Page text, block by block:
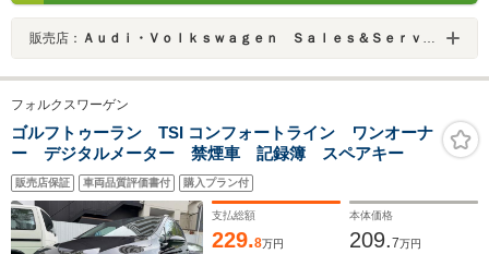
販売店： Ａｕｄｉ・Ｖｏｌｋｓｗａｇｅｎ Ｓａｌｅｓ＆Ｓｅｒｖｉｃｅ 株式会社ユーロマチック
フォルクスワーゲン
ゴルフトゥーラン TSI コンフォートライン ワンオーナ
ー デジタルメーター 禁煙車 記録簿 スペアキー
販売店保証 車両品質評価書付 購入プラン付
支払総額
229.8万円
本体価格
209.7万円